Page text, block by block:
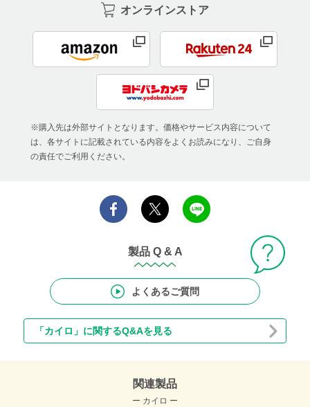
オンラインストア
※購入先は外部サイトとなります。価格やサービス内容について
は、各サイトに記載されている内容をよくお読みになり、ご自身
の責任でご利用ください。
製品 Q & A
よくあるご質問
「カイロ」に関するQ&Aを見る
関連製品
ー カイロ ー